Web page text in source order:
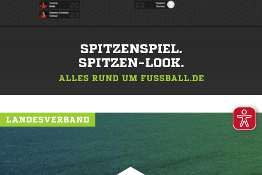
SPITZENSPIEL.
SPITZEN-LOOK.
ALLES RUND UM FUSSBALL.DE
LANDESVERBAND